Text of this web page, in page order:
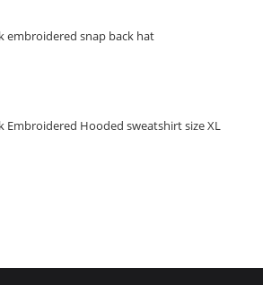
embroidered snap back hat
Embroidered Hooded sweatshirt size XL